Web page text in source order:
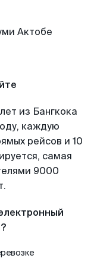
из Бангкока
каждую
рейсов и 10
самая
9000